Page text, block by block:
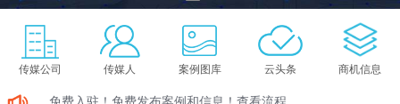
传媒公司 传媒人 案例图库 云头条 商机信息